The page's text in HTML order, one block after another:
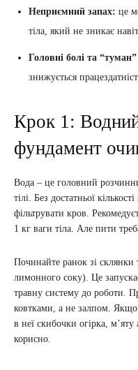
Неприємний запах: це
тіла, який не зникає
Головні болі та
знижується
Крок 1:
фундамент
Вода – це головний
тілі. Без достатньої
фільтрувати кров.
1 кг ваги тіла. Але пити
Починайте ранок зі
лимонного соку). Це
травну систему до роботи.
ковтками, а не залпом. Якщо
в неї скибочки огірка,
корисно.